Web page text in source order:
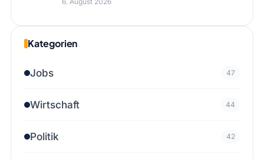
Kategorien
Jobs 47
Wirtschaft 44
Politik 42